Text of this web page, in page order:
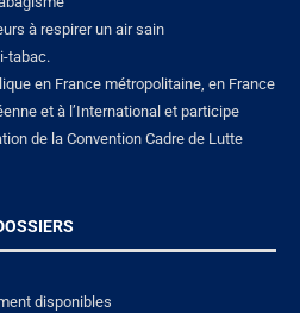
à respirer un air sain
tabac.
en France métropolitaine, en France
et à l’International et participe
de la Convention Cadre de Lutte
disponibles